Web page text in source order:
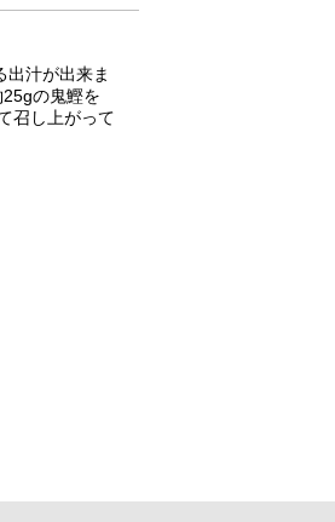
出汁が出来ま
の鬼鰹を
召し上がって